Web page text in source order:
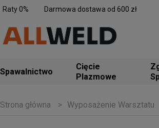
Raty 0% Darmowa dostawa od 600 zł
Spawalnictwo
Strona główna Wyposażenie Warsztatu